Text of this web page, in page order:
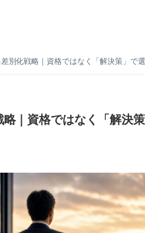
別化戦略｜資格ではなく「解決策」で
｜資格ではなく「解決